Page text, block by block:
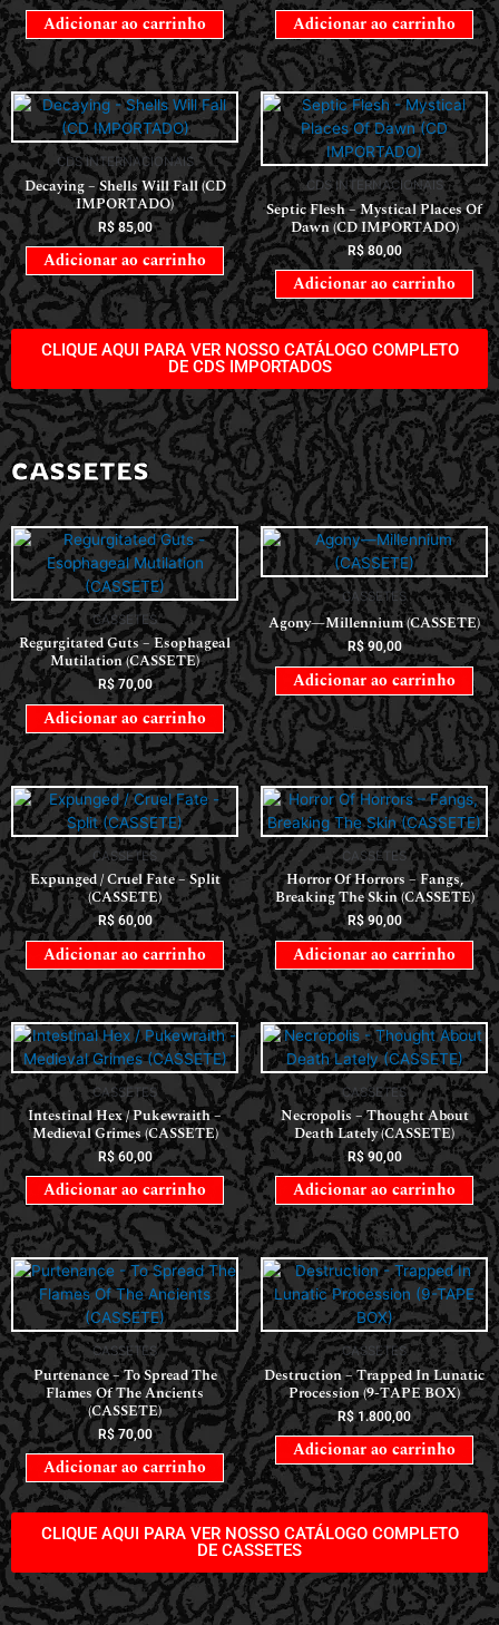
Adicionar ao carrinho Adicionar ao carrinho
CDS INTERNACIONAIS
Decaying – Shells Will Fall (CD
IMPORTADO)
R$85,00
Adicionar ao carrinho
CDS INTERNACIONAIS
Septic Flesh – Mystical Places Of
Dawn (CD IMPORTADO)
R$80,00
Adicionar ao carrinho
CLIQUE AQUI PARA VER NOSSO CATÁLOGO COMPLETO
DE CDS IMPORTADOS
CASSETES
CASSETES
Regurgitated Guts – Esophageal
Mutilation (CASSETE)
R$70,00
Adicionar ao carrinho
CASSETES
Agony—Millennium (CASSETE)
R$90,00
Adicionar ao carrinho
CASSETES
Expunged / Cruel Fate – Split
(CASSETE)
R$60,00
Adicionar ao carrinho
CASSETES
Horror Of Horrors ‎– Fangs,
Breaking The Skin (CASSETE)
R$90,00
Adicionar ao carrinho
CASSETES
Intestinal Hex / Pukewraith –
Medieval Grimes (CASSETE)
R$60,00
Adicionar ao carrinho
CASSETES
Necropolis – Thought About
Death Lately (CASSETE)
R$90,00
Adicionar ao carrinho
CASSETES
Purtenance – To Spread The
Flames Of The Ancients
(CASSETE)
R$70,00
Adicionar ao carrinho
CASSETES
Destruction – Trapped In Lunatic
Procession (9-TAPE BOX)
R$1.800,00
Adicionar ao carrinho
CLIQUE AQUI PARA VER NOSSO CATÁLOGO COMPLETO
DE CASSETES